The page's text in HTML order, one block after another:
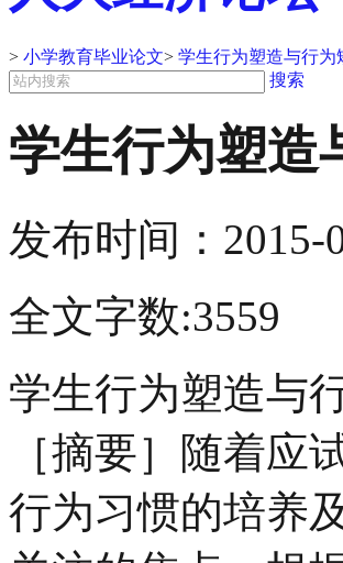
> 小学教育毕业论文> 学生行为塑造与行为
搜索
学生行为塑造
发布时间： 2015-
全文字数:3559
学生行为塑造与
［摘要］随着应
行为习惯的培养